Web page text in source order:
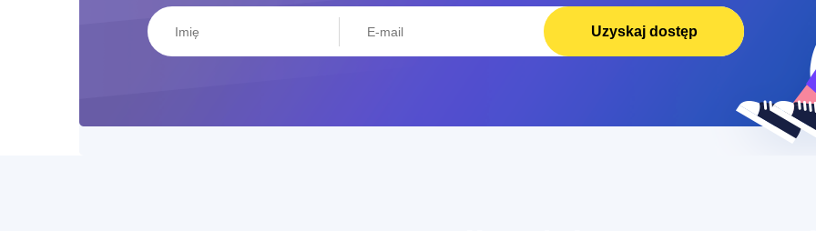
Uzyskaj dostęp